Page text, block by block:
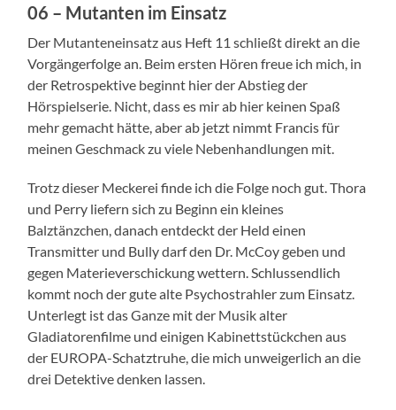
06 – Mutanten im Einsatz
Der Mutanteneinsatz aus Heft 11 schließt direkt an die
Vorgängerfolge an. Beim ersten Hören freue ich mich, in
der Retrospektive beginnt hier der Abstieg der
Hörspielserie. Nicht, dass es mir ab hier keinen Spaß
mehr gemacht hätte, aber ab jetzt nimmt Francis für
meinen Geschmack zu viele Nebenhandlungen mit.
Trotz dieser Meckerei finde ich die Folge noch gut. Thora
und Perry liefern sich zu Beginn ein kleines
Balztänzchen, danach entdeckt der Held einen
Transmitter und Bully darf den Dr. McCoy geben und
gegen Materieverschickung wettern. Schlussendlich
kommt noch der gute alte Psychostrahler zum Einsatz.
Unterlegt ist das Ganze mit der Musik alter
Gladiatorenfilme und einigen Kabinettstückchen aus
der EUROPA-Schatztruhe, die mich unweigerlich an die
drei Detektive denken lassen.